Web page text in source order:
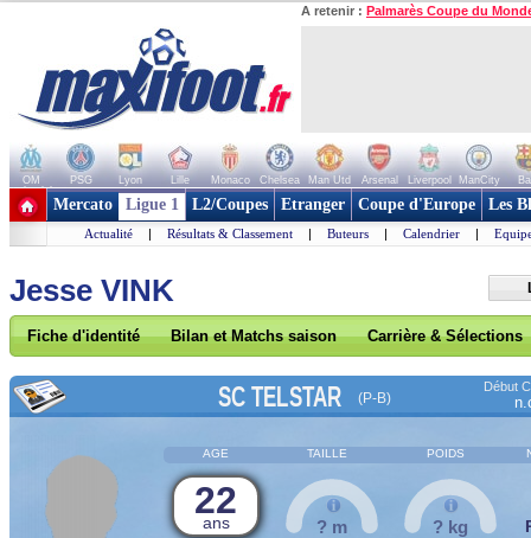
A retenir : Palmarès Coupe du
OM PSG Lyon Lille Monaco Chelsea Man Utd Arsenal Liverpool ManCity
+ de clubs
Mercato Ligue 1 L2/Coupes Etranger Coupe d'Europe Les
Actualité | Résultats & Classement | Buteurs | Calendrier |
Jesse VINK
Fiche d'identité Bilan et Matchs saison Carrière & Sélections
SC TELSTAR (P-B)
Début
AGE TAILLE POIDS
22
ans ? m ? kg